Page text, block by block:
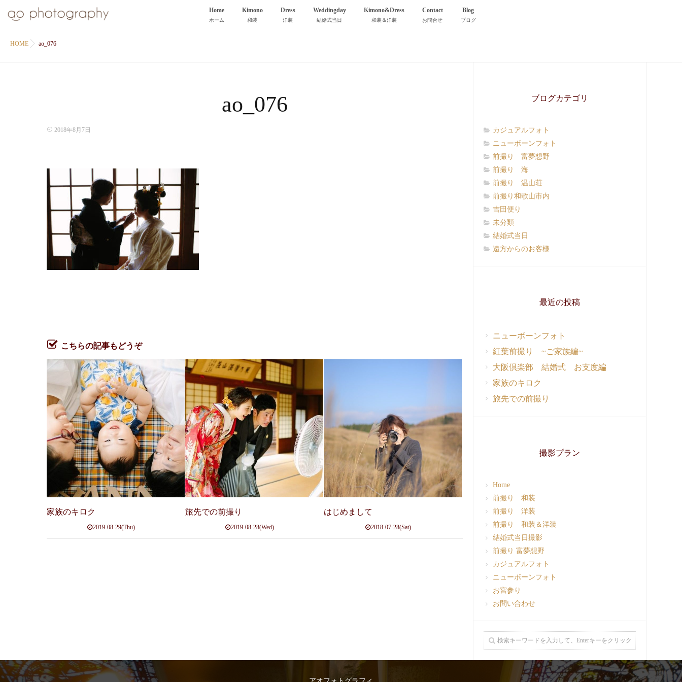
Home
ホーム
Kimono
和装
Dress
洋装
Weddingday
結婚式当日
Kimono&Dress
和装＆洋装
Contact
お問合せ
Blog
ブログ
HOME ao_076
ao_076
2018年8月7日
こちらの記事もどうぞ
家族のキロク
2019-08-29(Thu)
旅先での前撮り
2019-08-28(Wed)
はじめまして
2018-07-28(Sat)
ブログカテゴリ
カジュアルフォト
ニューボーンフォト
前撮り 富夢想野
前撮り 海
前撮り 温山荘
前撮り和歌山市内
吉田便り
未分類
結婚式当日
遠方からのお客様
最近の投稿
ニューボーンフォト
紅葉前撮り ~ご家族編~
大阪倶楽部 結婚式 お支度編
家族のキロク
旅先での前撮り
撮影プラン
Home
前撮り 和装
前撮り 洋装
前撮り 和装＆洋装
結婚式当日撮影
前撮り 富夢想野
カジュアルフォト
ニューボーンフォト
お宮参り
お問い合わせ